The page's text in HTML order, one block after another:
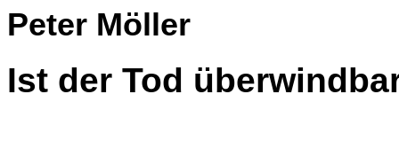
Peter Möller
Ist der Tod